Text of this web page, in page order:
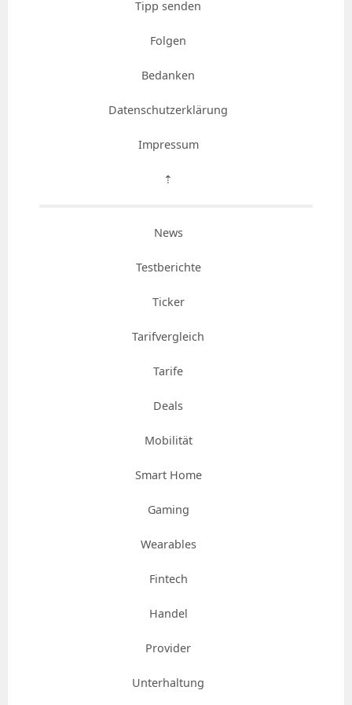
Tipp senden
Folgen
Bedanken
Datenschutzerklärung
Impressum
⇡
News
Testberichte
Ticker
Tarifvergleich
Tarife
Deals
Mobilität
Smart Home
Gaming
Wearables
Fintech
Handel
Provider
Unterhaltung